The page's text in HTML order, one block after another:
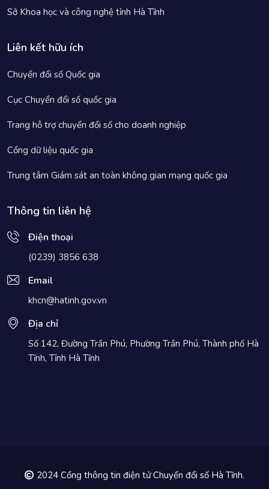
Sở Khoa học và công nghệ tỉnh Hà Tĩnh
Liên kết hữu ích
Chuyển đổi số Quốc gia
Cục Chuyển đổi số quốc gia
Trang hỗ trợ chuyển đổi số cho doanh nghiệp
Cổng dữ liệu quốc gia
Trung tâm Giám sát an toàn không gian mạng quốc gia
Thông tin liên hệ
Điện thoại
(0239) 3856 638
Email
khcn@hatinh.gov.vn
Địa chỉ
Số 142, Đường Trần Phú, Phường Trần Phú, Thành phố Hà
Tĩnh, Tỉnh Hà Tĩnh
2024 Cổng thông tin điện tử Chuyển đổi số Hà Tĩnh.